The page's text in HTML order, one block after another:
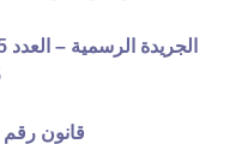
قانون رقم 172 لسنة 2025